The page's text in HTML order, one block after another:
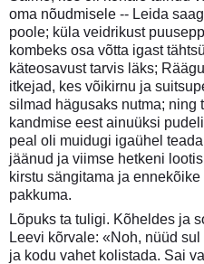
oma nõudmisele -- Leida
poole; küla veidrikust
kombeks osa võtta igast
käteosavust tarvis läks;
itkejad, kes võikirnu ja
silmad hägusaks nutma; ning
kandmise eest ainuüksi
peal oli muidugi igaühel
jäänud ja viimse hetkeni
kirstu sängitama ja
pakkuma.
Lõpuks ta tuligi. Kõheldes ja
Leevi kõrvale: «Noh, nüüd
ja kodu vahet kolistada. Sai